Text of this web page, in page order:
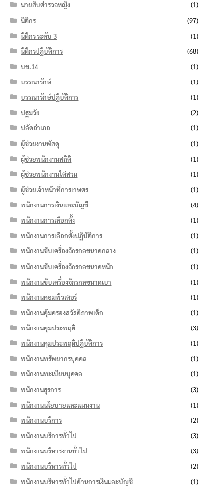
นายสิบตำรวจหญิง
(1)
นิติกร
(97)
นิติกร ระดับ 3
(1)
นิติกรปฏิบัติการ
(68)
บช.14
(1)
บรรณารักษ์
(1)
บรรณารักษ์ปฏิบัติการ
(1)
ปฐมวัย
(2)
ปลัดอำเภอ
(1)
ผู้ช่วยงานพัสดุ
(1)
ผู้ช่วยพนักงานสถิติ
(1)
ผู้ช่วยพนักงานไต่สวน
(1)
ผู้ช่วยเจ้าหน้าที่การเกษตร
(1)
พนักงานการเงินและบัญชี
(4)
พนักงานการเลือกตั้ง
(1)
พนักงานการเลือกตั้งปฏิบัติการ
(1)
พนักงานขับเครื่องจักรกลขนาดกลาง
(1)
พนักงานขับเครื่องจักรกลขนาดหนัก
(1)
พนักงานขับเครื่องจักรกลขนาดเบา
(1)
พนักงานคอมพิวเตอร์
(1)
พนักงานคุ้มครองสวัสดิภาพเด็ก
(1)
พนักงานคุมประพฤติ
(3)
พนักงานคุมประพฤติปฏิบัติการ
(1)
พนักงานทรัพยากรบุคคล
(1)
พนักงานทะเบียนบุคคล
(1)
พนักงานธุรการ
(3)
พนักงานนโยบายและแผนงาน
(1)
พนักงานบริการ
(2)
พนักงานบริการทั่วไป
(3)
พนักงานบริหารงานทั่วไป
(3)
พนักงานบริหารทั่วไป
(2)
พนักงานบริหารทั่วไปด้านการเงินและบัญชี
(1)